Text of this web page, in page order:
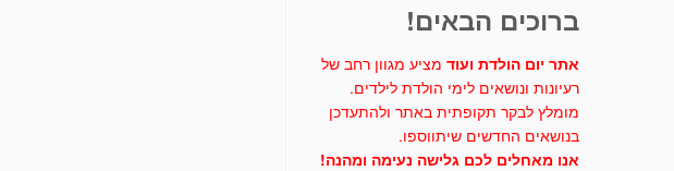
ברוכים הבאים!
אתר יום הולדת ועוד מציע מגוון רחב של
רעיונות ונושאים לימי הולדת לילדים.
מומלץ לבקר תקופתית באתר ולהתעדכן
בנושאים החדשים שיתווספו.
אנו מאחלים לכם גלישה נעימה ומהנה!